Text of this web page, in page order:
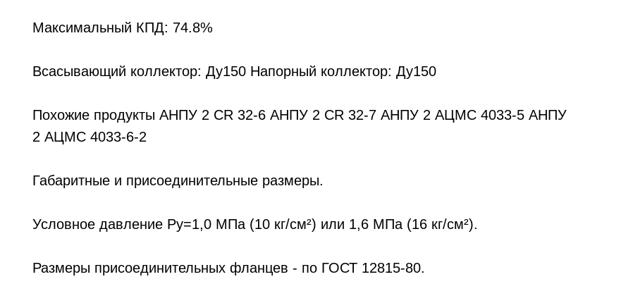
Максимальный КПД: 74.8%
Всасывающий коллектор: Ду150 Напорный коллектор: Ду150
Похожие продукты АНПУ 2 CR 32-6 АНПУ 2 CR 32-7 АНПУ 2 АЦМС 4033-5 АНПУ
2 АЦМС 4033-6-2
Габаритные и присоединительные размеры.
Условное давление Pу=1,0 МПа (10 кг/см²) или 1,6 МПа (16 кг/см²).
Размеры присоединительных фланцев - по ГОСТ 12815-80.